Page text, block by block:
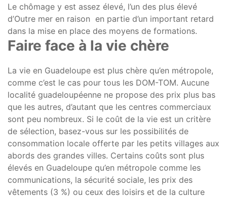
Le chômage y est assez élevé, l’un des plus élevé
d’Outre mer en raison en partie d’un important retard
dans la mise en place des moyens de formations.
Faire face à la vie chère
La vie en Guadeloupe est plus chère qu’en métropole,
comme c’est le cas pour tous les DOM-TOM. Aucune
localité guadeloupéenne ne propose des prix plus bas
que les autres, d’autant que les centres commerciaux
sont peu nombreux. Si le coût de la vie est un critère
de sélection, basez-vous sur les possibilités de
consommation locale offerte par les petits villages aux
abords des grandes villes. Certains coûts sont plus
élevés en Guadeloupe qu’en métropole comme les
communications, la sécurité sociale, les prix des
vêtements (3 %) ou ceux des loisirs et de la culture